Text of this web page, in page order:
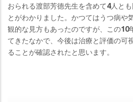
おられる渡部芳德先生を含めて4人と
とがわかりました。かつてはうつ病や
観的な見方もあったのですが、この10
てきたなかで、今後は治療と評価の可
ることが確認されたと思います。